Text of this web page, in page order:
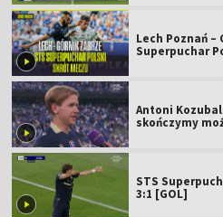
Lech Poznań –
Superpuchar
Antoni
skończymy
STS
3:1 [GOL]